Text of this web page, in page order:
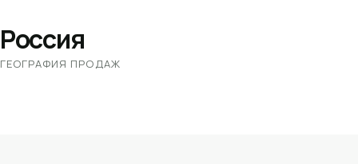
Россия
ГЕОГРАФИЯ ПРОДАЖ